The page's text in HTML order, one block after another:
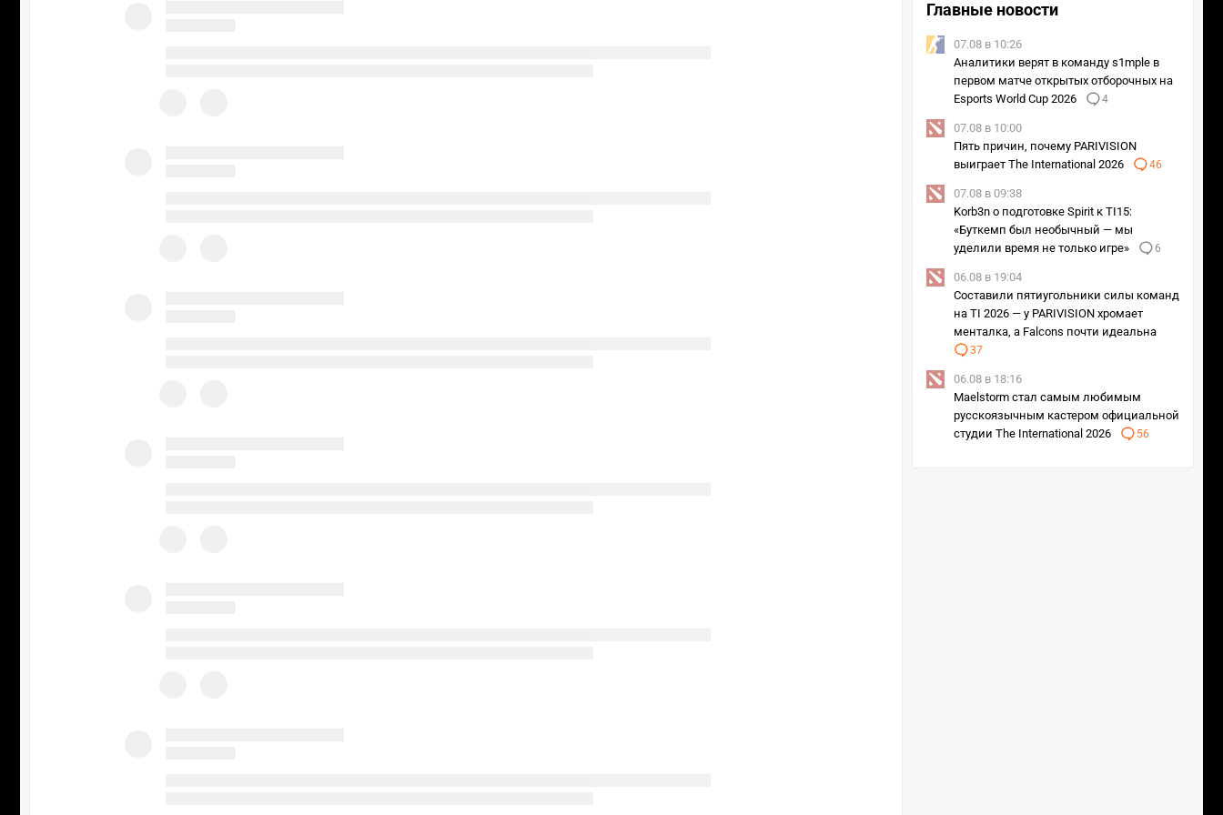
Главные новости
07.08 в 10:26
Аналитики верят в команду s1mple в
первом матче открытых отборочных на
Esports World Cup 2026
4
07.08 в 10:00
Пять причин, почему PARIVISION
выиграет The International 2026
46
07.08 в 09:38
Korb3n о подготовке Spirit к TI15:
«Буткемп был необычный — мы
уделили время не только игре»
6
06.08 в 19:04
Составили пятиугольники силы команд
на TI 2026 — у PARIVISION хромает
менталка, а Falcons почти идеальна
37
06.08 в 18:16
Maelstorm стал самым любимым
русскоязычным кастером официальной
студии The International 2026
56